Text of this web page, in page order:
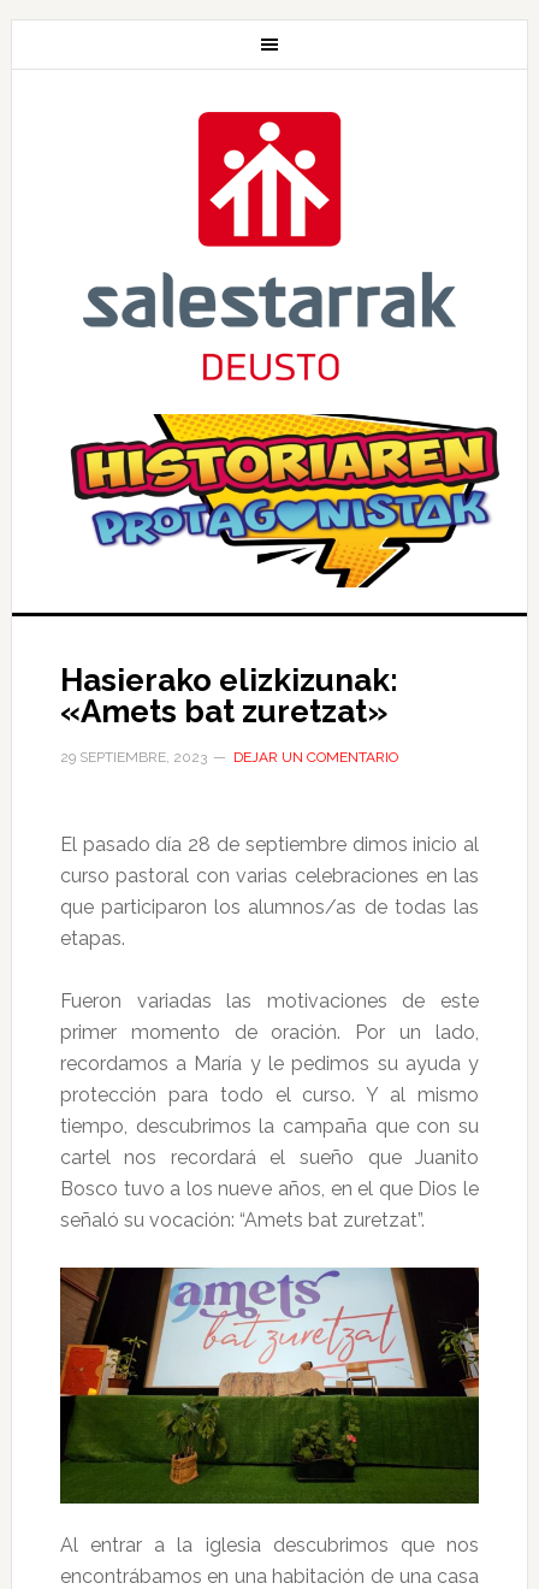
Hasierako elizkizunak:
«Amets bat zuretzat»
29 SEPTIEMBRE, 2023 DEJAR UN COMENTARIO
El pasado día 28 de septiembre dimos inicio al
curso pastoral con varias celebraciones en las
que participaron los alumnos/as de todas las
etapas.
Fueron variadas las motivaciones de este
primer momento de oración. Por un lado,
recordamos a María y le pedimos su ayuda y
protección para todo el curso. Y al mismo
tiempo, descubrimos la campaña que con su
cartel nos recordará el sueño que Juanito
Bosco tuvo a los nueve años, en el que Dios le
señaló su vocación: “Amets bat zuretzat”.
Al entrar a la iglesia descubrimos que nos
encontrábamos en una habitación de una casa